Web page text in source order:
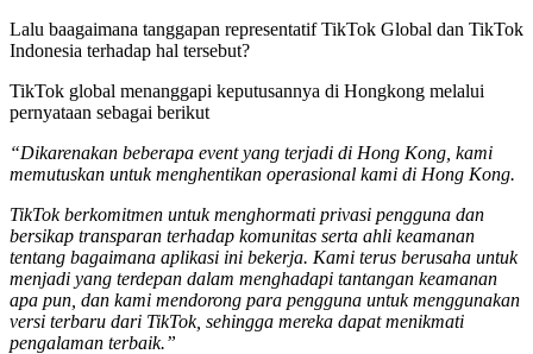
Lalu baagaimana tanggapan representatif TikTok Global dan TikTok
Indonesia terhadap hal tersebut?
TikTok global menanggapi keputusannya di Hongkong melalui
pernyataan sebagai berikut
“Dikarenakan beberapa event yang terjadi di Hong Kong, kami
memutuskan untuk menghentikan operasional kami di Hong Kong.
TikTok berkomitmen untuk menghormati privasi pengguna dan
bersikap transparan terhadap komunitas serta ahli keamanan
tentang bagaimana aplikasi ini bekerja. Kami terus berusaha untuk
menjadi yang terdepan dalam menghadapi tantangan keamanan
apa pun, dan kami mendorong para pengguna untuk menggunakan
versi terbaru dari TikTok, sehingga mereka dapat menikmati
pengalaman terbaik.”